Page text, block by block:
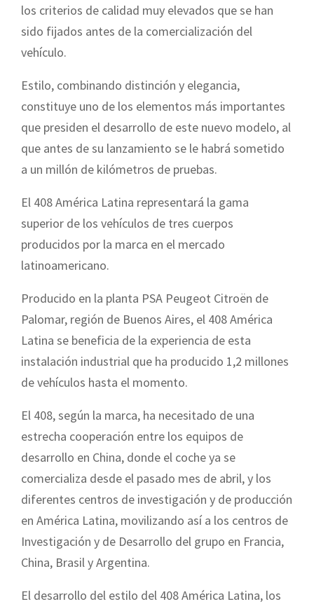
los criterios de calidad muy elevados que se han
sido fijados antes de la comercialización del
vehículo.
Estilo, combinando distinción y elegancia,
constituye uno de los elementos más importantes
que presiden el desarrollo de este nuevo modelo, al
que antes de su lanzamiento se le habrá sometido
a un millón de kilómetros de pruebas.
El 408 América Latina representará la gama
superior de los vehículos de tres cuerpos
producidos por la marca en el mercado
latinoamericano.
Producido en la planta PSA Peugeot Citroën de
Palomar, región de Buenos Aires, el 408 América
Latina se beneficia de la experiencia de esta
instalación industrial que ha producido 1,2 millones
de vehículos hasta el momento.
El 408, según la marca, ha necesitado de una
estrecha cooperación entre los equipos de
desarrollo en China, donde el coche ya se
comercializa desde el pasado mes de abril, y los
diferentes centros de investigación y de producción
en América Latina, movilizando así a los centros de
Investigación y de Desarrollo del grupo en Francia,
China, Brasil y Argentina.
El desarrollo del estilo del 408 América Latina, los